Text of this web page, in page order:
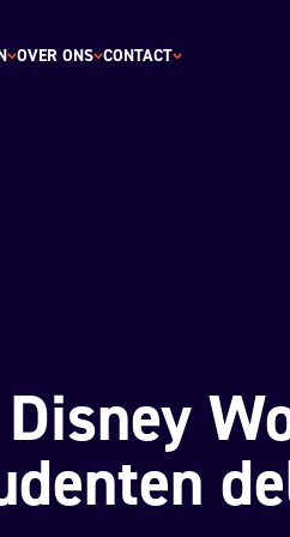
OVER ONS CONTACT